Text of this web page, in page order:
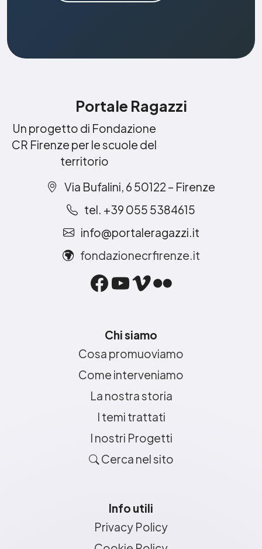
Portale Ragazzi
Un progetto di Fondazione
CR Firenze per le scuole del
territorio
Via Bufalini, 6 50122 – Firenze
tel. +39 055 5384615
info@portaleragazzi.it
fondazionecrfirenze.it
Facebook
YouTube
Vimeo
Flickr
Chi siamo
Cosa promuoviamo
Come interveniamo
La nostra storia
I temi trattati
I nostri Progetti
Cerca nel sito
Info utili
Privacy Policy